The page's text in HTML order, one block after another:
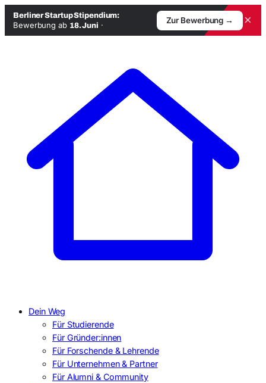
Berliner Startup Stipendium:
Bewerbung ab 18. Juni ·
Zur Bewerbung → ×
Dein Weg
Für Studierende
Für Gründer:innen
Für Forschende & Lehrende
Für Unternehmen & Partner
Für Alumni & Community